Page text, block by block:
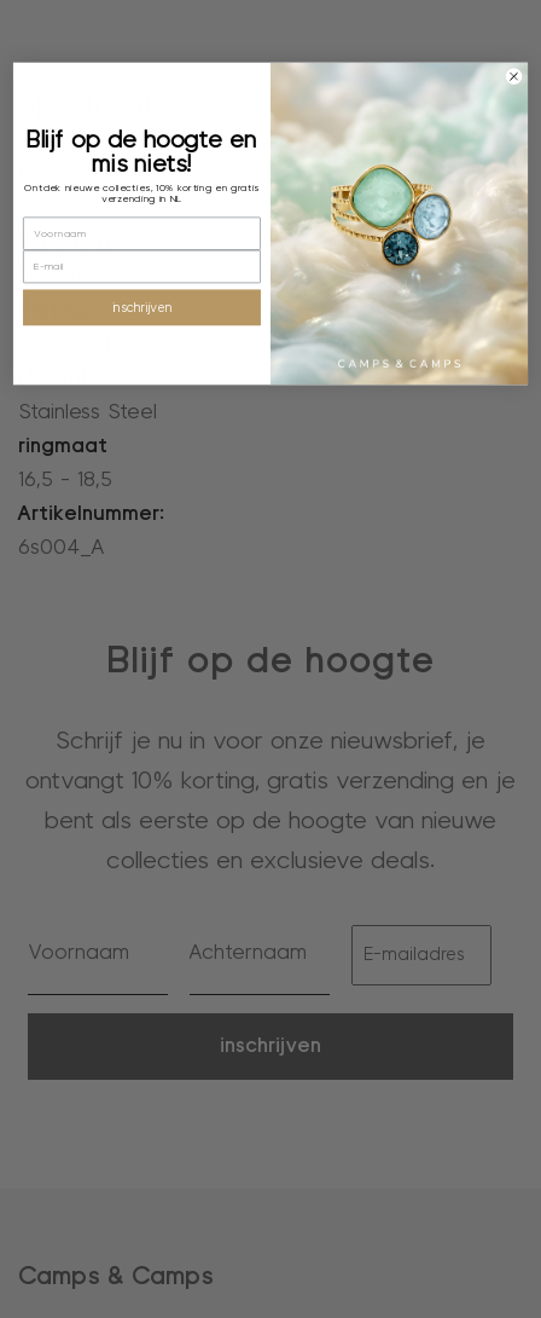
Type ring
Ringen
Stainless Steel
ringmaat
16,5 - 18,5
Artikelnummer:
6s004_A
Blijf op de hoogte
Schrijf je nu in voor onze nieuwsbrief, je
ontvangt 10% korting, gratis verzending en je
bent als eerste op de hoogte van nieuwe
collecties en exclusieve deals.
inschrijven
Camps & Camps
Blijf op de hoogte en
mis niets!
Ontdek nieuwe collecties, 10% korting en gratis
verzending in NL
inschrijven